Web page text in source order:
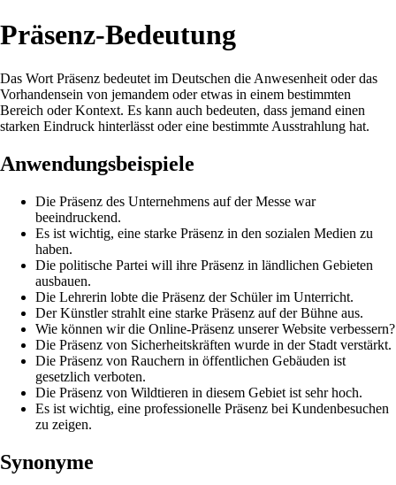
Präsenz-Bedeutung
Das Wort Präsenz bedeutet im Deutschen die Anwesenheit oder das
Vorhandensein von jemandem oder etwas in einem bestimmten
Bereich oder Kontext. Es kann auch bedeuten, dass jemand einen
starken Eindruck hinterlässt oder eine bestimmte Ausstrahlung hat.
Anwendungsbeispiele
Die Präsenz des Unternehmens auf der Messe war
beeindruckend.
Es ist wichtig, eine starke Präsenz in den sozialen Medien zu
haben.
Die politische Partei will ihre Präsenz in ländlichen Gebieten
ausbauen.
Die Lehrerin lobte die Präsenz der Schüler im Unterricht.
Der Künstler strahlt eine starke Präsenz auf der Bühne aus.
Wie können wir die Online-Präsenz unserer Website verbessern?
Die Präsenz von Sicherheitskräften wurde in der Stadt verstärkt.
Die Präsenz von Rauchern in öffentlichen Gebäuden ist
gesetzlich verboten.
Die Präsenz von Wildtieren in diesem Gebiet ist sehr hoch.
Es ist wichtig, eine professionelle Präsenz bei Kundenbesuchen
zu zeigen.
Synonyme